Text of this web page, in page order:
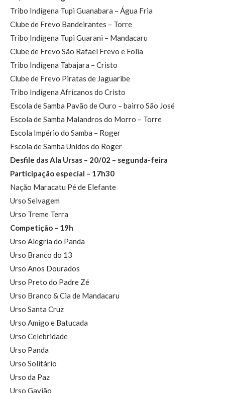
Tribo Indígena Tupi Guanabara – Água Fria
Clube de Frevo Bandeirantes – Torre
Tribo Indígena Tupi Guarani – Mandacaru
Clube de Frevo São Rafael Frevo e Folia
Tribo Indígena Tabajara – Cristo
Clube de Frevo Piratas de Jaguaribe
Tribo Indígena Africanos do Cristo
Escola de Samba Pavão de Ouro – bairro São José
Escola de Samba Malandros do Morro – Torre
Escola Império do Samba – Roger
Escola de Samba Unidos do Roger
Desfile das Ala Ursas – 20/02 – segunda-feira
Participação especial – 17h30
Nação Maracatu Pé de Elefante
Urso Selvagem
Urso Treme Terra
Competição – 19h
Urso Alegria do Panda
Urso Branco do 13
Urso Anos Dourados
Urso Preto do Padre Zé
Urso Branco & Cia de Mandacaru
Urso Santa Cruz
Urso Amigo e Batucada
Urso Celebridade
Urso Panda
Urso Solitário
Urso da Paz
Urso Gavião